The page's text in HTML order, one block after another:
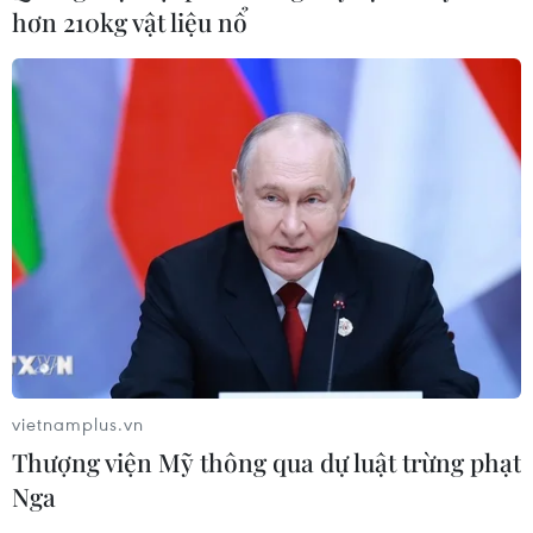
Hà Nội kiên quyết xử lý vi phạm tại
hồ Đồng Đò
08/08/2026 03:29
65 năm thảm họa da cam: Tiếp nối
công lý, sẻ chia nỗi đau
08/08/2026 03:28
Vĩnh Long: Còn thông tin là còn tìm
kiếm, không bỏ sót hài cốt liệt sỹ
Kết luận số 75-KL/TW: Cà Mau chủ
hơn 210kg vật liệu nổ
vietnamplus.vn
Thượng viện Mỹ thông qua dự luật trừng phạt
Nga